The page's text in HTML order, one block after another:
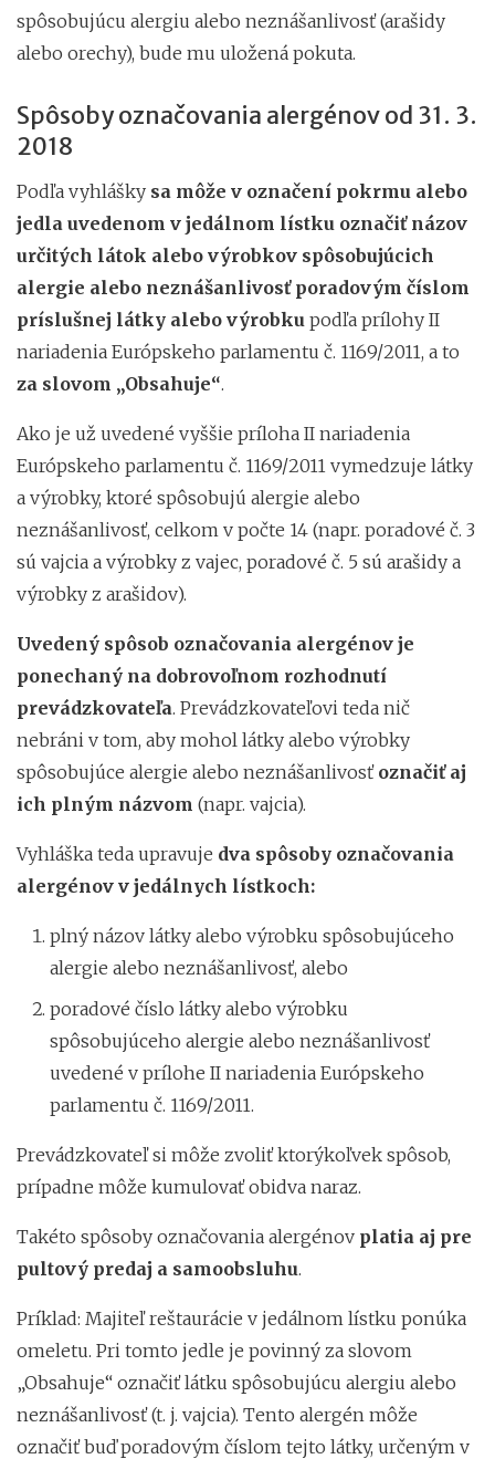
spôsobujúcu alergiu alebo neznášanlivosť (arašidy
alebo orechy), bude mu uložená pokuta.
Spôsoby označovania alergénov od 31. 3.
2018
Podľa vyhlášky sa môže v označení pokrmu alebo
jedla uvedenom v jedálnom lístku označiť názov
určitých látok alebo výrobkov spôsobujúcich
alergie alebo neznášanlivosť poradovým číslom
príslušnej látky alebo výrobku podľa prílohy II
nariadenia Európskeho parlamentu č. 1169/2011, a to
za slovom „Obsahuje“.
Ako je už uvedené vyššie príloha II nariadenia
Európskeho parlamentu č. 1169/2011 vymedzuje látky
a výrobky, ktoré spôsobujú alergie alebo
neznášanlivosť, celkom v počte 14 (napr. poradové č. 3
sú vajcia a výrobky z vajec, poradové č. 5 sú arašidy a
výrobky z arašidov).
Uvedený spôsob označovania alergénov je
ponechaný na dobrovoľnom rozhodnutí
prevádzkovateľa. Prevádzkovateľovi teda nič
nebráni v tom, aby mohol látky alebo výrobky
spôsobujúce alergie alebo neznášanlivosť označiť aj
ich plným názvom (napr. vajcia).
Vyhláška teda upravuje dva spôsoby označovania
alergénov v jedálnych lístkoch:
plný názov látky alebo výrobku spôsobujúceho
alergie alebo neznášanlivosť, alebo
poradové číslo látky alebo výrobku
spôsobujúceho alergie alebo neznášanlivosť
uvedené v prílohe II nariadenia Európskeho
parlamentu č. 1169/2011.
Prevádzkovateľ si môže zvoliť ktorýkoľvek spôsob,
prípadne môže kumulovať obidva naraz.
Takéto spôsoby označovania alergénov platia aj pre
pultový predaj a samoobsluhu.
Príklad: Majiteľ reštaurácie v jedálnom lístku ponúka
omeletu. Pri tomto jedle je povinný za slovom
„Obsahuje“ označiť látku spôsobujúcu alergiu alebo
neznášanlivosť (t. j. vajcia). Tento alergén môže
označiť buď poradovým číslom tejto látky, určeným v